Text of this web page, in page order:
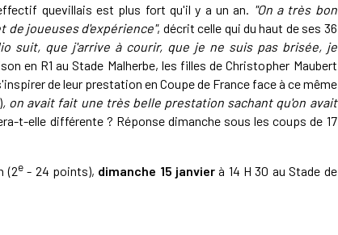
quevillais est plus fort qu'il y a un an. "On a très bon
de joueuses d'expérience", décrit celle qui du haut de ses 36
suit, que j'arrive à courir, que je ne suis pas brisée, je
en R1 au Stade Malherbe, les filles de Christopher Maubert
de leur prestation en Coupe de France face à ce même
, on avait fait une très belle prestation sachant qu'on avait
t-elle différente ? Réponse dimanche sous les coups de 17
(2e- 24 points), dimanche 15 janvier à 14 H 30 au Stade de